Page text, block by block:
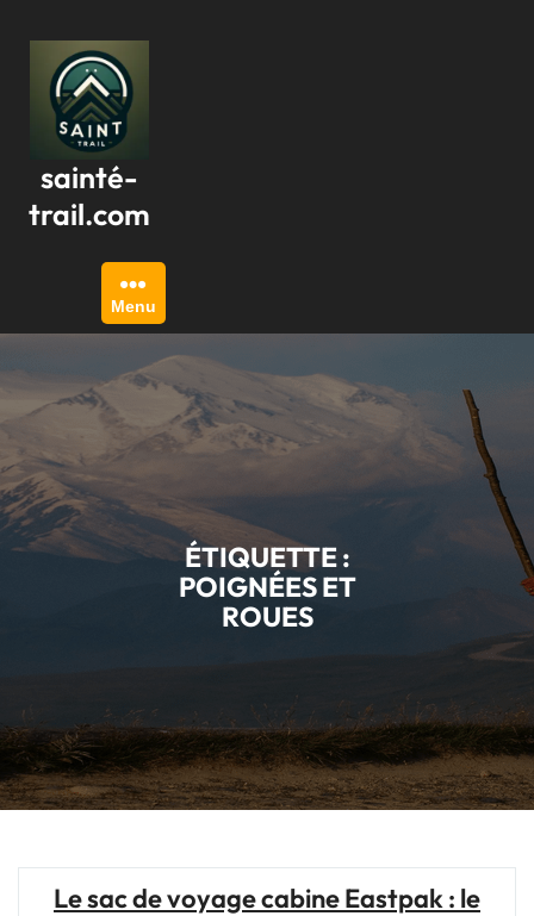
contenu
sainté-
trail.com
Menu
ÉTIQUETTE :
POIGNÉES ET
ROUES
Le sac de voyage cabine Eastpak : le